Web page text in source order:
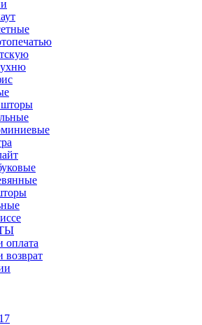
оплата
возврат